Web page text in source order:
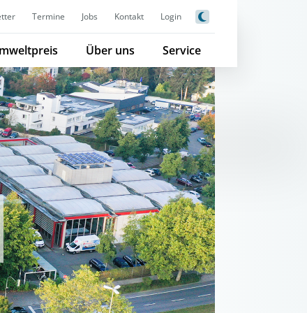
Termine Jobs Kontakt Login
Über uns Service